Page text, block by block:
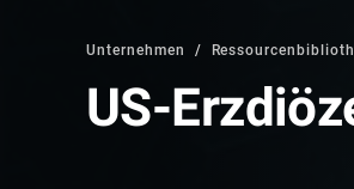
Unternehmen
US-